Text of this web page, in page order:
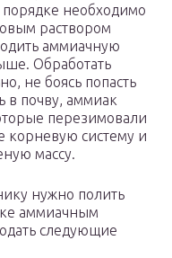
порядке необходимо
раствором
аммиачную
Обработать
не боясь попасть
в почву, аммиак
перезимовали
корневую систему и
массу.
нужно полить
аммиачным
следующие